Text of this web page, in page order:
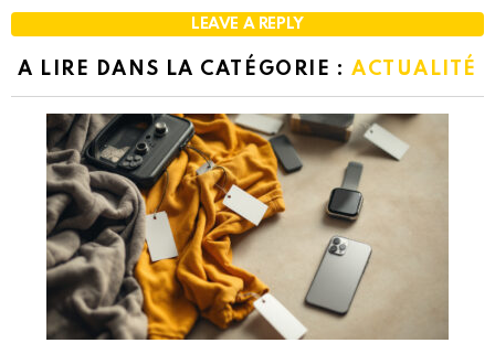
LEAVE A REPLY
A LIRE DANS LA CATÉGORIE : ACTUALITÉ